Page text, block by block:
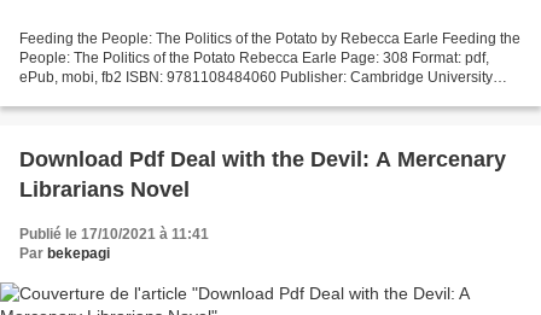
Feeding the People: The Politics of the Potato by Rebecca Earle Feeding the
People: The Politics of the Potato Rebecca Earle Page: 308 Format: pdf,
ePub, mobi, fb2 ISBN: 9781108484060 Publisher: Cambridge University
Download Pdf Deal with the Devil: A Mercenary
Librarians Novel
Publié le 17/10/2021 à 11:41
Par bekepagi